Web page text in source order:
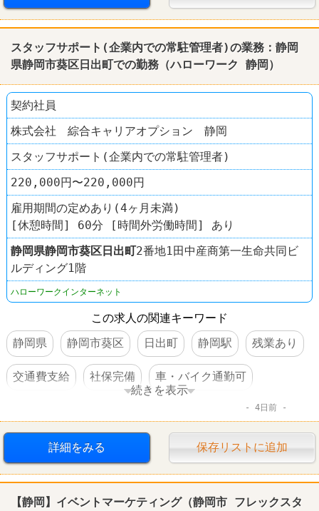
スタッフサポート(企業内での常駐管理者)の業務：静岡
県静岡市葵区日出町での勤務（ハローワーク 静岡）
契約社員
株式会社 綜合キャリアオプション 静岡
スタッフサポート(企業内での常駐管理者)
220,000円〜220,000円
雇用期間の定めあり(4ヶ月未満)
[休憩時間] 60分 [時間外労働時間] あり
静岡県静岡市葵区日出町2番地1田中産商第一生命共同ビ
ルディング1階
ハローワークインターネット
この求人の関連キーワード
静岡県
静岡市葵区 日出町 静岡駅 残業あり
交通費支給 社保完備 車・バイク通勤可
続きを表示
4日前
詳細をみる 保存リストに追加
【静岡】イベントマーケティング（静岡市 フレックスタ